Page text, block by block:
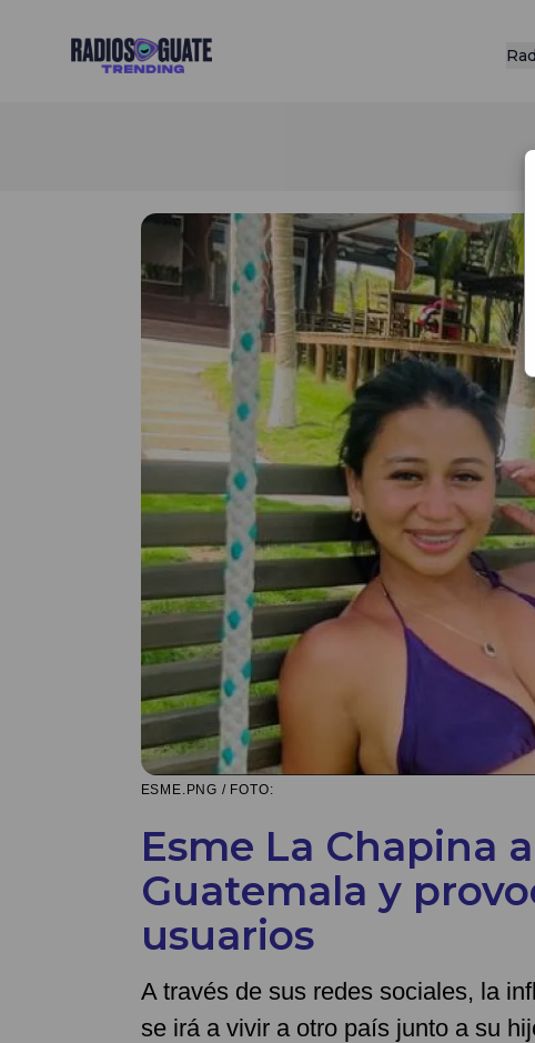
Radios Guate
ESME.PNG / FOTO:
Esme La Chapina
Guatemala y
usuarios
A través de sus redes sociales, la
se irá a vivir a otro país junto a su